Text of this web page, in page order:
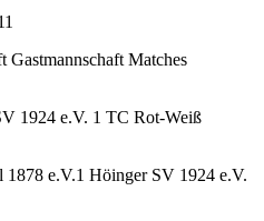
Gastmannschaft Matches
1924 e.V. 1 TC Rot-Weiß
e.V.1 Höinger SV 1924 e.V.